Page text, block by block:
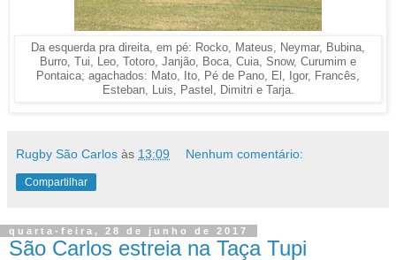
Da esquerda pra direita, em pé: Rocko, Mateus, Neymar, Bubina,
Burro, Tui, Leo, Totoro, Janjão, Boca, Cuia, Snow, Curumim e
Pontaica; agachados: Mato, Ito, Pé de Pano, El, Igor, Francês,
Esteban, Luis, Pastel, Dimitri e Tarja.
Rugby São Carlos às 13:09 Nenhum comentário:
Compartilhar
quarta-feira, 28 de junho de 2017
São Carlos estreia na Taça Tupi